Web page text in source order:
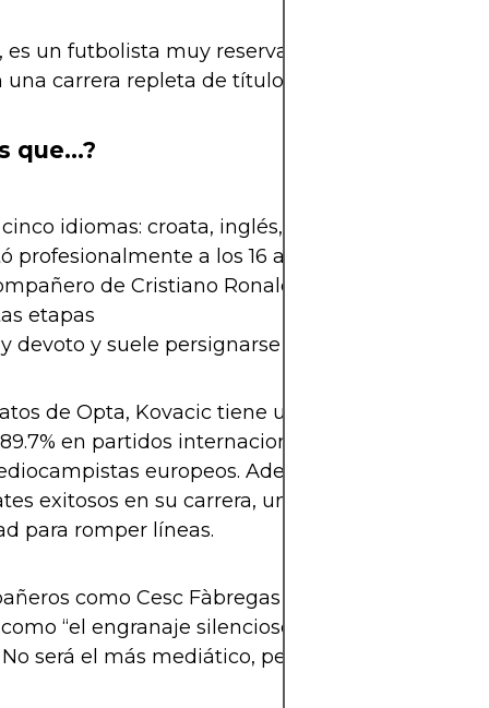
es un futbolista muy reservado, de bajo perfil
una carrera repleta de títulos y momentos
que...?
idiomas: croata, inglés, español, alemán e
profesionalmente a los 16 años con el Dinamo
de Cristiano Ronaldo, Messi y Haaland
etapas
devoto y suele persignarse antes de cada
de Opta, Kovacic tiene un promedio de
en partidos internacionales, uno de los
europeos. Además, ha
exitosos en su carrera, una cifra que habla de
para romper líneas.
como Cesc Fàbregas y Luka Modric lo han
“el engranaje silencioso que hace
No será el más mediático, pero cuando él no